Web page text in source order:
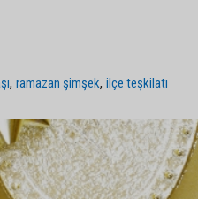
,ramazan şimşek,ilçe teşkilatı